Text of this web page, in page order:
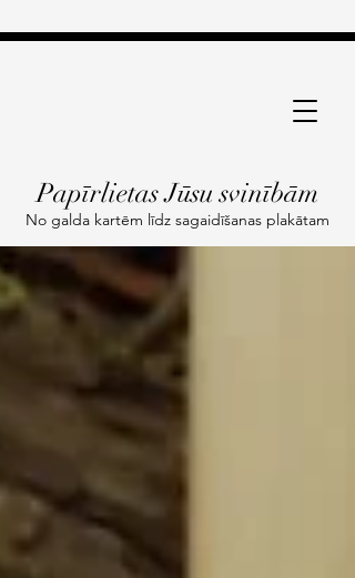
Papīrlietas Jūsu svinībām
No galda kartēm līdz sagaidīšanas plakātam